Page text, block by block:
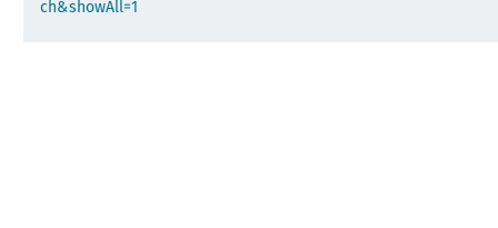
ch&showAll=1